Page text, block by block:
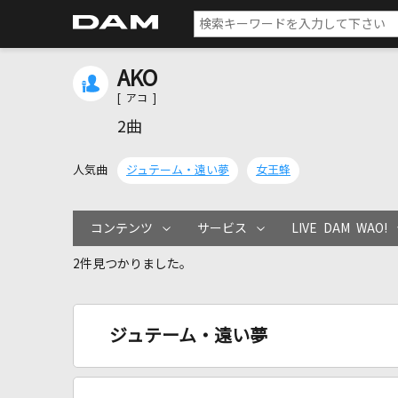
AKO
[ アコ ]
2曲
人気曲 ジュテーム・遠い夢 女王蜂
コンテンツ サービス LIVE DAM WAO!
2件見つかりました。
ジュテーム・遠い夢